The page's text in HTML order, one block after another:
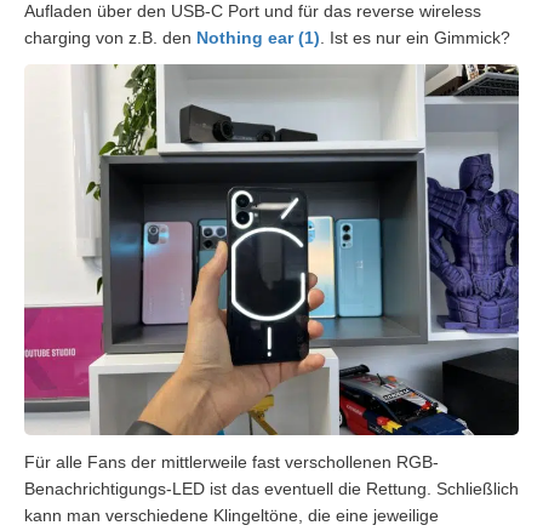
Aufladen über den USB-C Port und für das reverse wireless
charging von z.B. den Nothing ear (1) . Ist es nur ein Gimmick?
Für alle Fans der mittlerweile fast verschollenen RGB-
Benachrichtigungs-LED ist das eventuell die Rettung. Schließlich
kann man verschiedene Klingeltöne, die eine jeweilige